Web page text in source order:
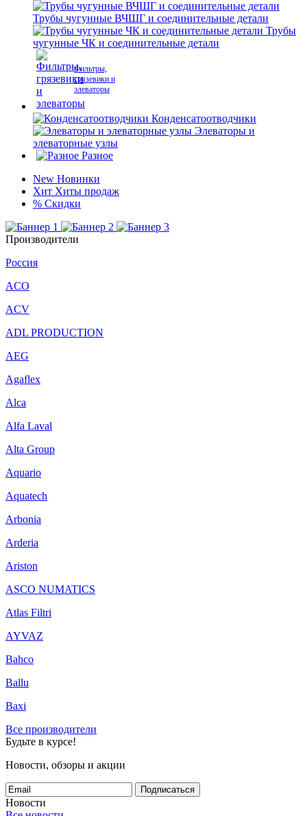
Трубы чугунные ВЧШГ и соединительные детали
Трубы
чугунные ЧК и соединительные детали
Фильтры,
грязевики и
элеваторы
Конденсатоотводчики
Элеваторы и
элеваторные узлы
Разное
New Новинки
Хит Хиты продаж
% Скидки
Производители
Россия
ACO
ACV
ADL PRODUCTION
AEG
Agaflex
Alca
Alfa Laval
Alta Group
Aquario
Aquatech
Arbonia
Arderia
Ariston
ASCO NUMATICS
Atlas Filtri
AYVAZ
Bahco
Ballu
Baxi
Все производители
Будьте в курсе!
Новости, обзоры и акции
Подписаться
Новости